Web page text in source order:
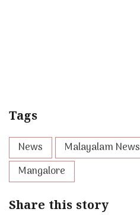
Tags
News Malayalam News
Mangalore
Share this story